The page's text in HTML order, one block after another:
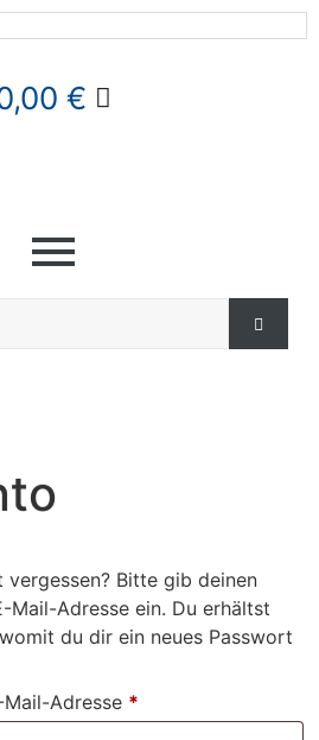
€
Bitte gib deinen
Mail-Adresse ein. Du erhältst
du dir ein neues Passwort
Adresse *